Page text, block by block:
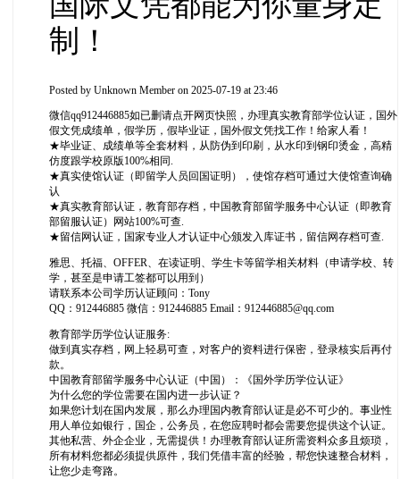
制！
Posted byUnknown Member on 2025-07-19 at 23:46
微信qq912446885如已删请点开网页快照，办理真实教育部学位认证，国外
假文凭成绩单，假学历，假毕业证，国外假文凭找工作！给家人看！
★毕业证、成绩单等全套材料，从防伪到印刷，从水印到钢印烫金，高精
仿度跟学校原版100%相同.
★真实使馆认证（即留学人员回国证明），使馆存档可通过大使馆查询确
认
★真实教育部认证，教育部存档，中国教育部留学服务中心认证（即教育
部留服认证）网站100%可查.
★留信网认证，国家专业人才认证中心颁发入库证书，留信网存档可查.
雅思、托福、OFFER、在读证明、学生卡等留学相关材料（申请学校、转
学，甚至是申请工签都可以用到）
请联系本公司学历认证顾问：Tony
QQ：912446885 微信：912446885 Email：912446885@qq.com
教育部学历学位认证服务:
做到真实存档，网上轻易可查，对客户的资料进行保密，登录核实后再付
款。
中国教育部留学服务中心认证（中国）：《国外学历学位认证》
为什么您的学位需要在国内进一步认证？
如果您计划在国内发展，那么办理国内教育部认证是必不可少的。事业性
用人单位如银行，国企，公务员，在您应聘时都会需要您提供这个认证。
其他私营、外企企业，无需提供！办理教育部认证所需资料众多且烦琐，
所有材料您都必须提供原件，我们凭借丰富的经验，帮您快速整合材料，
让您少走弯路。